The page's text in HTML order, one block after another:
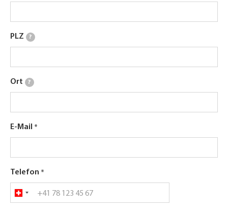
PLZ ?
Ort ?
E-Mail
Telefon